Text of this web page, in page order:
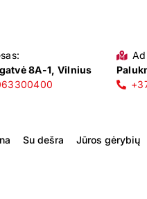
8A-1, Vilnius
Su dešra Jūros gėrybių